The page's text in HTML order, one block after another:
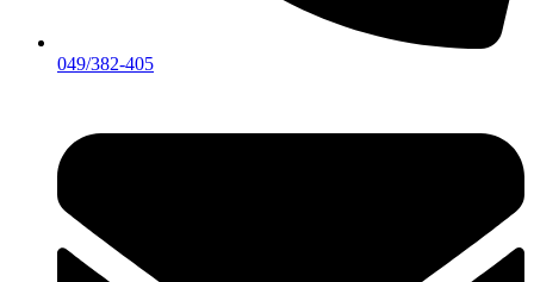
049/382-405